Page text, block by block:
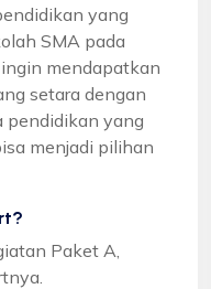
yang
SMA pada
mendapatkan
setara dengan
pendidikan yang
menjadi pilihan
Paket A,